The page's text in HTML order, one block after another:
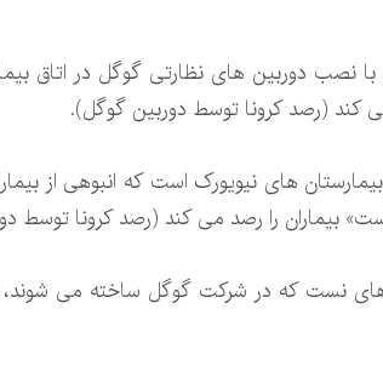
کند (رصد کرونا توسط دوربین گوگل).
های نیویورک است که انبوهی از
بیماران را رصد می کند (رصد کرونا توسط